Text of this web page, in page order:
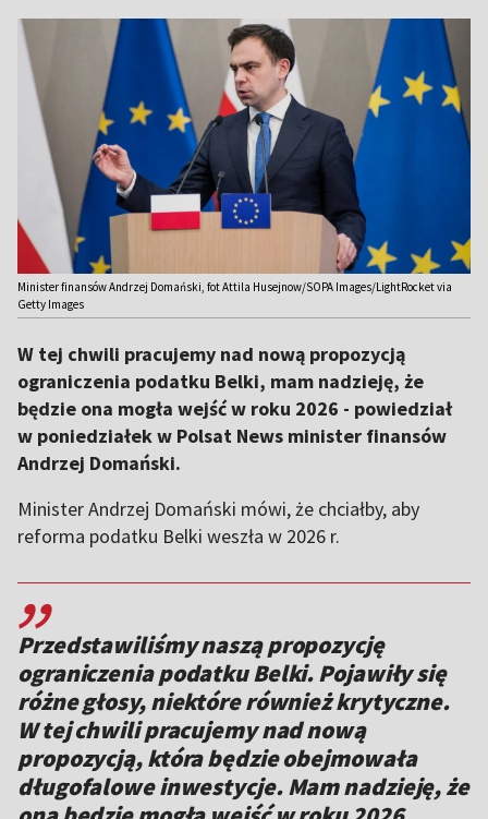
Minister finansów Andrzej Domański, fot Attila Husejnow/SOPA Images/LightRocket via
Getty Images
W tej chwili pracujemy nad nową propozycją
ograniczenia podatku Belki, mam nadzieję, że
będzie ona mogła wejść w roku 2026 - powiedział
w poniedziałek w Polsat News minister finansów
Andrzej Domański.
Minister Andrzej Domański mówi, że chciałby, aby
reforma podatku Belki weszła w 2026 r.
,,
Przedstawiliśmy naszą propozycję
ograniczenia podatku Belki. Pojawiły się
różne głosy, niektóre również krytyczne.
W tej chwili pracujemy nad nową
propozycją, która będzie obejmowała
długofalowe inwestycje. Mam nadzieję, że